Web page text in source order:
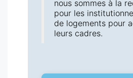
nous sommes à la
pour les
de logements pour
leurs cadres.